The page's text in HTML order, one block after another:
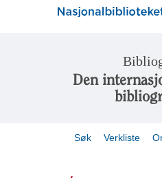
Den
Søk Verkliste